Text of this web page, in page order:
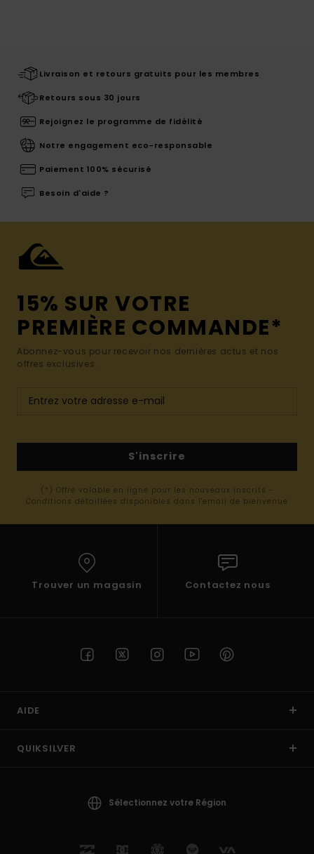
Livraison et retours gratuits pour les membres
Retours sous 30 jours
Rejoignez le programme de fidélité
Notre engagement eco-responsable
Paiement 100% sécurisé
Besoin d'aide ?
15% SUR VOTRE
PREMIÈRE COMMANDE*
Abonnez-vous pour recevoir nos dernières actus et nos
offres exclusives.
S'inscrire
(*) Offre valable en ligne pour les nouveaux inscrits -
Conditions détaillées disponibles dans l'email de bienvenue
Trouver un magasin Contactez nous
AIDE
QUIKSILVER
Sélectionnez votre Région